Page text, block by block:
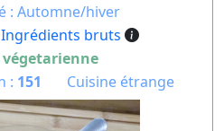
: Automne/hiver
bruts
végetarienne
: 151 Cuisine étrange